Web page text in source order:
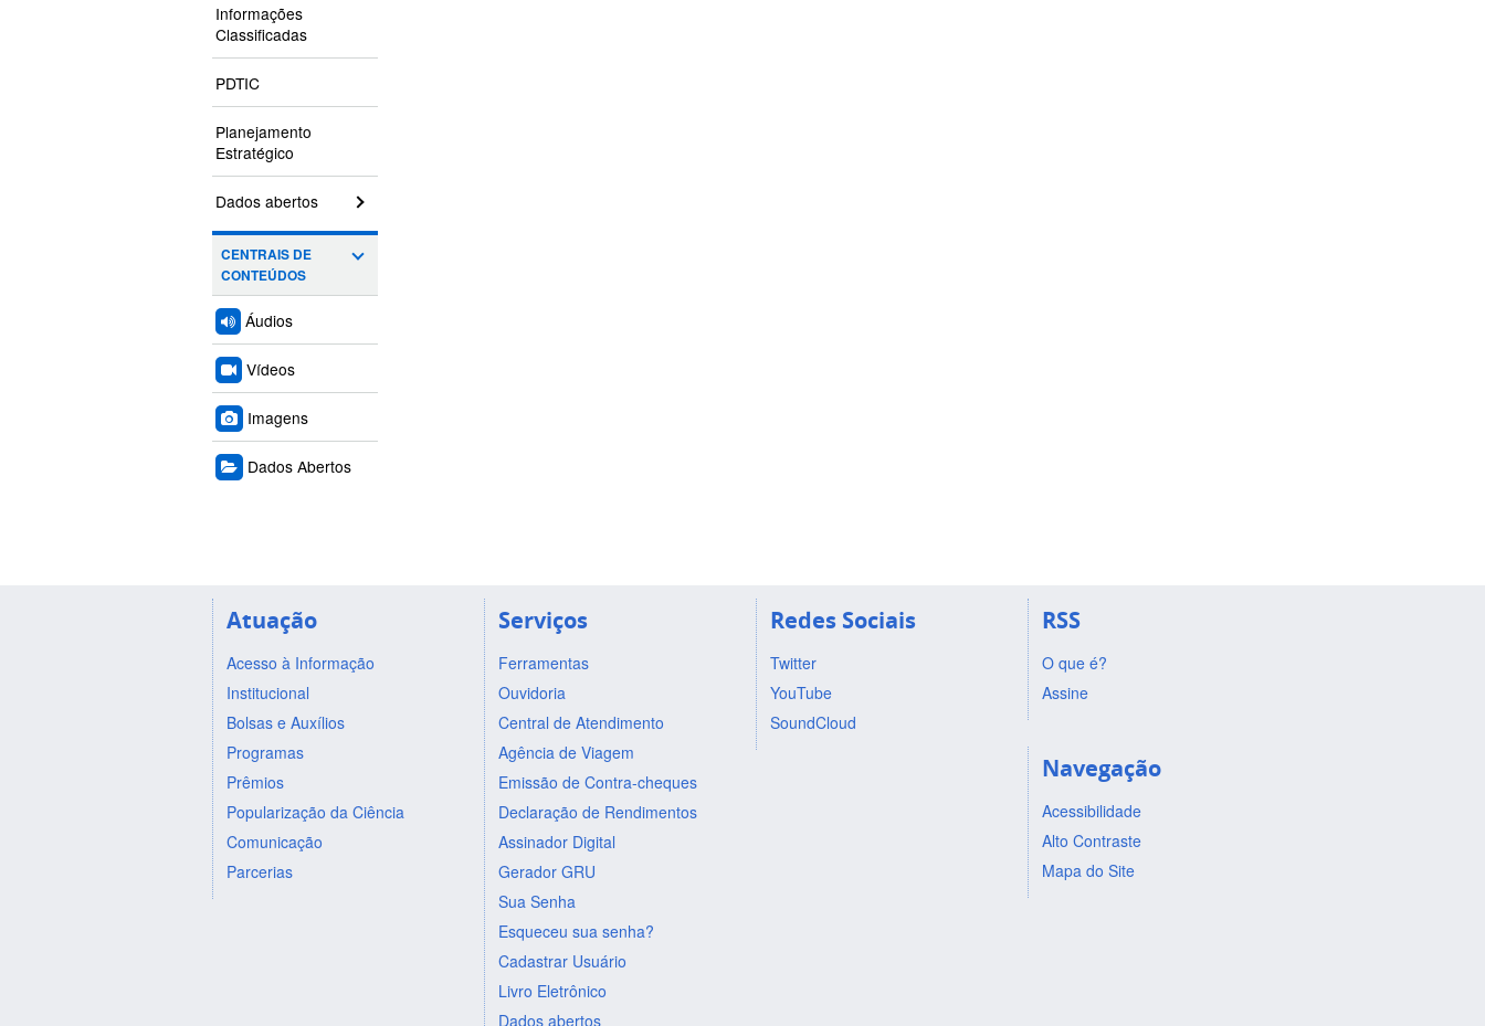
Informações
Classificadas
PDTIC
Planejamento
Estratégico
Dados abertos
CENTRAIS DE
CONTEÚDOS
Áudios
Vídeos
Imagens
Dados Abertos
Atuação
Acesso à Informação
Institucional
Bolsas e Auxílios
Programas
Prêmios
Popularização da Ciência
Comunicação
Parcerias
Serviços
Ferramentas
Ouvidoria
Central de Atendimento
Agência de Viagem
Emissão de Contra-cheques
Declaração de Rendimentos
Assinador Digital
Gerador GRU
Sua Senha
Esqueceu sua senha?
Cadastrar Usuário
Livro Eletrônico
Dados abertos
Redes Sociais
Twitter
YouTube
SoundCloud
RSS
O que é?
Assine
Navegação
Acessibilidade
Alto Contraste
Mapa do Site